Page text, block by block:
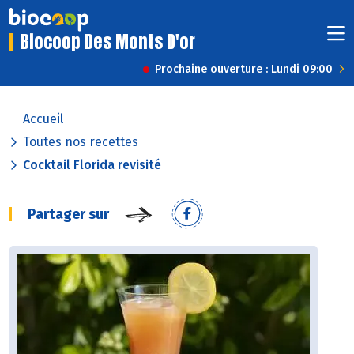
Biocoop Des Monts D'or
Prochaine ouverture : Lundi 09:00
Accueil
Toutes nos recettes
Cocktail Florida revisité
Partager sur